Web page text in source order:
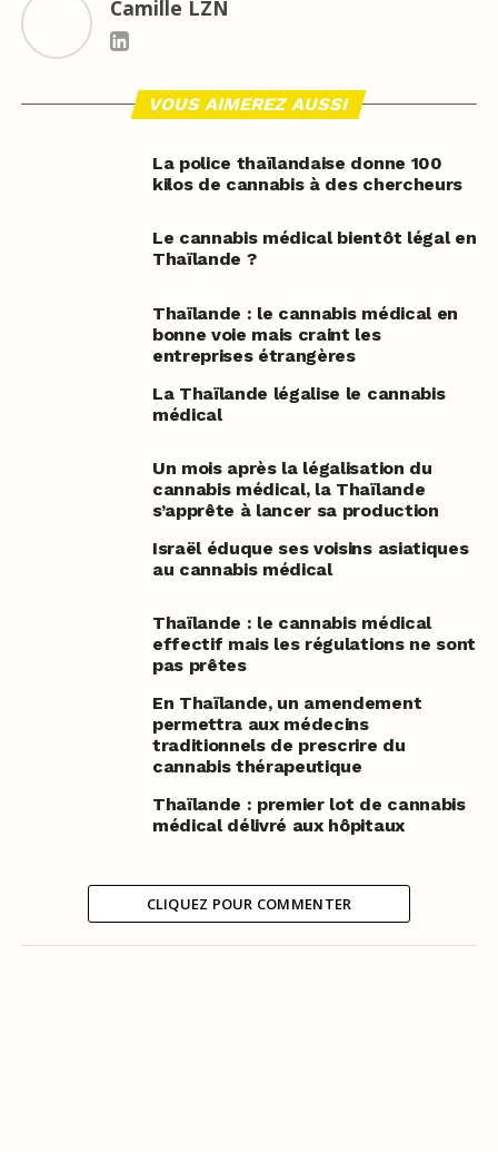
Camille LZN
VOUS AIMEREZ AUSSI
La police thaïlandaise donne 100
kilos de cannabis à des chercheurs
Le cannabis médical bientôt légal en
Thaïlande ?
Thaïlande : le cannabis médical en
bonne voie mais craint les
entreprises étrangères
La Thaïlande légalise le cannabis
médical
Un mois après la légalisation du
cannabis médical, la Thaïlande
s’apprête à lancer sa production
Israël éduque ses voisins asiatiques
au cannabis médical
Thaïlande : le cannabis médical
effectif mais les régulations ne sont
pas prêtes
En Thaïlande, un amendement
permettra aux médecins
traditionnels de prescrire du
cannabis thérapeutique
Thaïlande : premier lot de cannabis
médical délivré aux hôpitaux
CLIQUEZ POUR COMMENTER